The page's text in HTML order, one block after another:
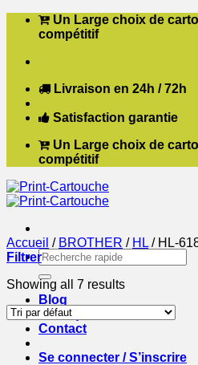
Passer Un Large choix de
compétitif
Livraison en 24h / 72h
Satisfaction garantie
Un Large choix de
compétitif
Recherche
pour :
Blog
Boutique
Contact
Se connecter / S’inscrire
Accueil / BROTHER / HL /HL-
Filtrer
Showing all 7 results